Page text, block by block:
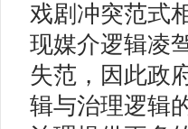
戏剧冲突范式
现媒介逻辑凌
失范，因此政
辑与治理逻辑